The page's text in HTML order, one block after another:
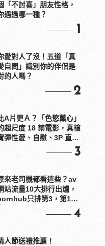
「不討喜」朋友性格，
遇過哪一種？
1
愛對人了沒！五道「真
自問」識別你的伴侶是
的人嗎？
2
A片更Ａ？「色慾薰心」
超尺度 18 禁電影，真槍
彈性愛、自慰、3P 直接
3
來老司機都看這些？av
站流量10大排行出爐，
只排第3，第1名
4
人節送禮推薦！